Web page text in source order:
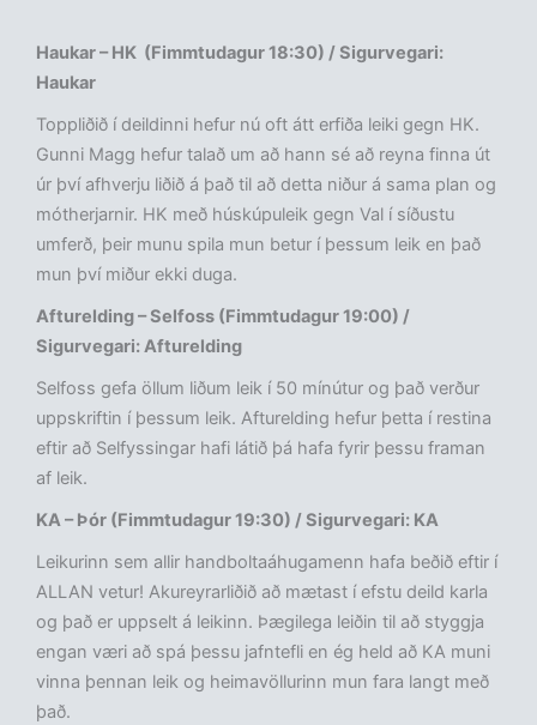
Haukar – HK (Fimmtudagur 18:30) / Sigurvegari:
Haukar
Toppliðið í deildinni hefur nú oft átt erfiða leiki gegn HK.
Gunni Magg hefur talað um að hann sé að reyna finna út
úr því afhverju liðið á það til að detta niður á sama plan og
mótherjarnir. HK með húskúpuleik gegn Val í síðustu
umferð, þeir munu spila mun betur í þessum leik en það
mun því miður ekki duga.
Afturelding – Selfoss (Fimmtudagur 19:00) /
Sigurvegari: Afturelding
Selfoss gefa öllum liðum leik í 50 mínútur og það verður
uppskriftin í þessum leik. Afturelding hefur þetta í restina
eftir að Selfyssingar hafi látið þá hafa fyrir þessu framan
af leik.
KA – Þór (Fimmtudagur 19:30) / Sigurvegari: KA
Leikurinn sem allir handboltaáhugamenn hafa beðið eftir í
ALLAN vetur! Akureyrarliðið að mætast í efstu deild karla
og það er uppselt á leikinn. Þægilega leiðin til að styggja
engan væri að spá þessu jafntefli en ég held að KA muni
vinna þennan leik og heimavöllurinn mun fara langt með
það.